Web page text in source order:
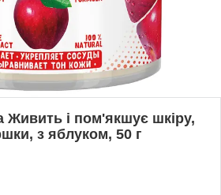
Живить і пом'якшує шкіру,
з яблуком, 50 г